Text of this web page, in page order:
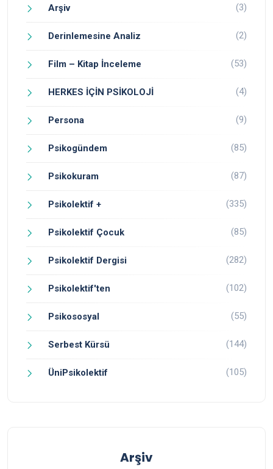
Arşiv (3)
Derinlemesine Analiz (2)
Film – Kitap İnceleme (53)
HERKES İÇİN PSİKOLOJİ (4)
Persona (9)
Psikogündem (85)
Psikokuram (87)
Psikolektif + (335)
Psikolektif Çocuk (85)
Psikolektif Dergisi (282)
Psikolektif'ten (102)
Psikososyal (55)
Serbest Kürsü (144)
ÜniPsikolektif (105)
Arşiv